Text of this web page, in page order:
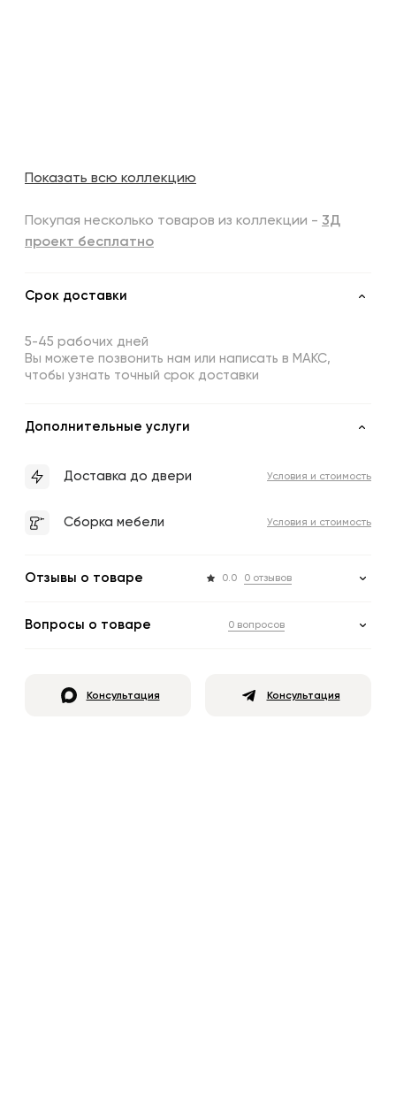
Показать всю коллекцию
Покупая несколько товаров из коллекции - 3Д
проект бесплатно
Срок доставки
5-45 рабочих дней
Вы можете позвонить нам или написать в МАКС,
чтобы узнать точный срок доставки
Дополнительные услуги
Доставка до двери Условия и стоимость
Сборка мебели Условия и стоимость
Отзывы о товаре 0.0 0 отзывов
Вопросы о товаре 0 вопросов
Консультация Консультация